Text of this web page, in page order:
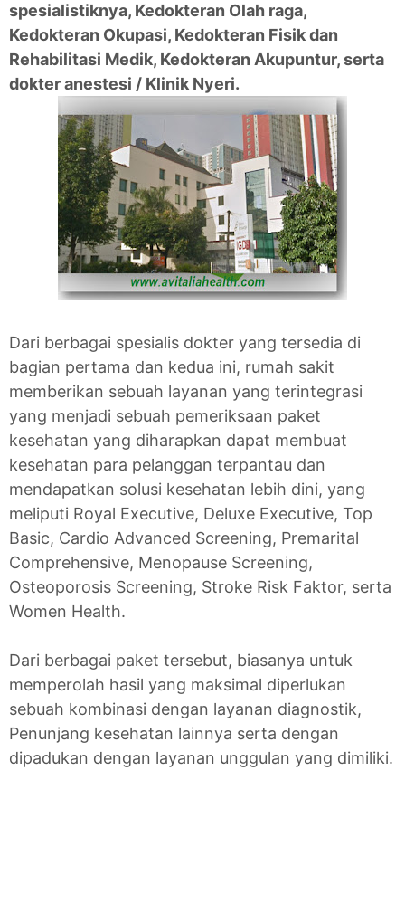
spesialistiknya, Kedokteran Olah raga,
Kedokteran Okupasi, Kedokteran Fisik dan
Rehabilitasi Medik, Kedokteran Akupuntur, serta
dokter anestesi / Klinik Nyeri.
Dari berbagai spesialis dokter yang tersedia di
bagian pertama dan kedua ini, rumah sakit
memberikan sebuah layanan yang terintegrasi
yang menjadi sebuah pemeriksaan paket
kesehatan yang diharapkan dapat membuat
kesehatan para pelanggan terpantau dan
mendapatkan solusi kesehatan lebih dini, yang
meliputi Royal Executive, Deluxe Executive, Top
Basic, Cardio Advanced Screening, Premarital
Comprehensive, Menopause Screening,
Osteoporosis Screening, Stroke Risk Faktor, serta
Women Health.
Dari berbagai paket tersebut, biasanya untuk
memperolah hasil yang maksimal diperlukan
sebuah kombinasi dengan layanan diagnostik,
Penunjang kesehatan lainnya serta dengan
dipadukan dengan layanan unggulan yang dimiliki.